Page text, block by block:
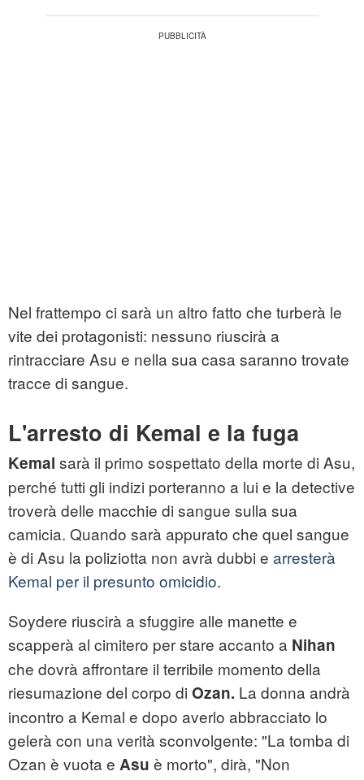
Nel frattempo ci sarà un altro fatto che turberà le
vite dei protagonisti: nessuno riuscirà a
rintracciare Asu e nella sua casa saranno trovate
tracce di sangue.
L'arresto di Kemal e la fuga
Kemal sarà il primo sospettato della morte di Asu,
perché tutti gli indizi porteranno a lui e la detective
troverà delle macchie di sangue sulla sua
camicia. Quando sarà appurato che quel sangue
è di Asu la poliziotta non avrà dubbi e arresterà
Kemal per il presunto omicidio.
Soydere riuscirà a sfuggire alle manette e
scapperà al cimitero per stare accanto a Nihan
che dovrà affrontare il terribile momento della
riesumazione del corpo di Ozan. La donna andrà
incontro a Kemal e dopo averlo abbracciato lo
gelerà con una verità sconvolgente: "La tomba di
Ozan è vuota e Asu è morto", dirà, "Non